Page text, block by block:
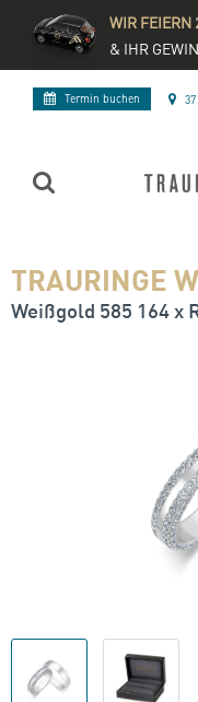
WIR FEIERN
& IHR
Termin buchen
TRAURINGE
Weißgold 585 164 x